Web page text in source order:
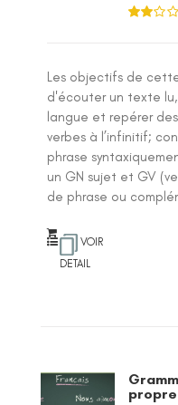
Les objectifs de
d'écouter un texte lu,
langue et repérer
verbes à l’infinitif;
phrase
un GN sujet et GV
de phrase ou
VOIR
DETAIL
propre